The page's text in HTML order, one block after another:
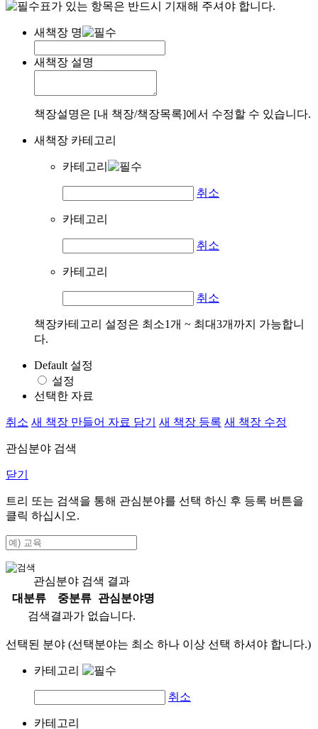
표가 있는 항목은 반드시 기재해 주셔야 합니다.
새책장 명
새책장 설명
책장설명은 [내 책장/책장목록]에서 수정할 수 있습니다.
새책장 카테고리
카테고리
취소
카테고리
취소
카테고리
취소
책장카테고리 설정은 최소1개 ~ 최대3개까지 가능합니
다.
Default 설정
설정
선택한 자료
취소 새 책장 만들어 자료 담기 새 책장 등록 새 책장 수정
관심분야 검색
닫기
트리 또는 검색을 통해 관심분야를 선택 하신 후 등록 버튼을
클릭 하십시오.
관심분야 검색 결과
대분류
중분류
관심분야명
검색결과가 없습니다.
선택된 분야 (선택분야는 최소 하나 이상 선택 하셔야 합니다.)
카테고리
취소
카테고리